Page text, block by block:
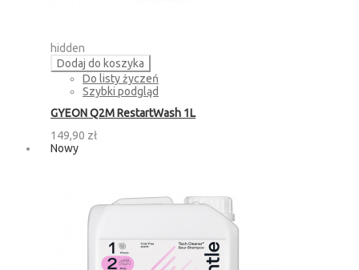
hidden
Dodaj do koszyka
Do listy życzeń
Szybki podgląd
GYEON Q2M RestartWash 1L
149,90 zł
Nowy